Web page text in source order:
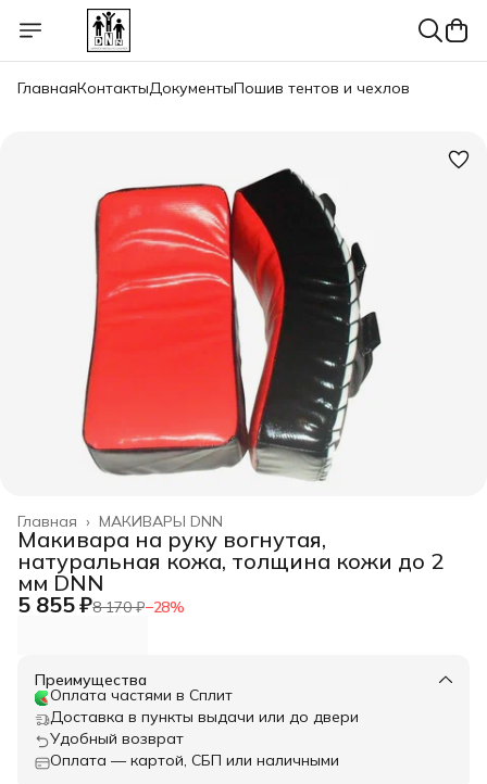
ГлавнаяКонтактыДокументыПошив тентов и чехлов
МАКИВАРЫ DNN
Главная ›
Макивара на руку вогнутая,
натуральная кожа, толщина кожи до 2
мм DNN
5 855 ₽8 170 ₽−28%
Преимущества
Оплата частями в Сплит
Доставка в пункты выдачи или до двери
Удобный возврат
Оплата — картой, СБП или наличными